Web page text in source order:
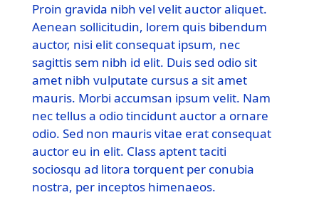
Proin gravida nibh vel velit auctor aliquet.
Aenean sollicitudin, lorem quis bibendum
auctor, nisi elit consequat ipsum, nec
sagittis sem nibh id elit. Duis sed odio sit
amet nibh vulputate cursus a sit amet
mauris. Morbi accumsan ipsum velit. Nam
nec tellus a odio tincidunt auctor a ornare
odio. Sed non mauris vitae erat consequat
auctor eu in elit. Class aptent taciti
sociosqu ad litora torquent per conubia
nostra, per inceptos himenaeos.